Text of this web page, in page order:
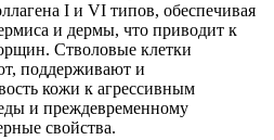
I и VI типов, обеспечивая
и дермы, что приводит к
Стволовые клетки
поддерживают и
кожи к агрессивным
и преждевременному
свойства.